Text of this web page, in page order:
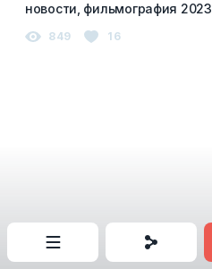
новости, фильмография 2023
849 16